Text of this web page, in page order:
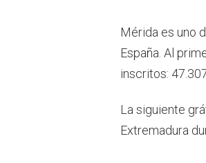
Mérida es uno
España. Al
inscritos:
La siguiente
Extremadura